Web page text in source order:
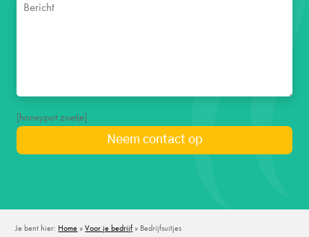
[honeypot zoetje]
Je bent hier: Home»Voor je bedrijf» Bedrijfsuitjes